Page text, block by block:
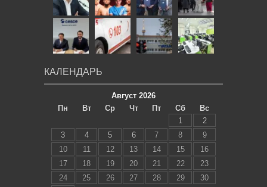
КАЛЕНДАРЬ
Август 2026
Пн
Вт Ср Чт Пт Сб
Вс
1
2
3
4 5 6 7 8
9
10
11 12 13 14 15
16
17
18 19 20 21 22
23
24
25 26 27 28 29
30